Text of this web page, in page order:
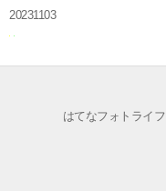
20231103
はてなフォトライフ